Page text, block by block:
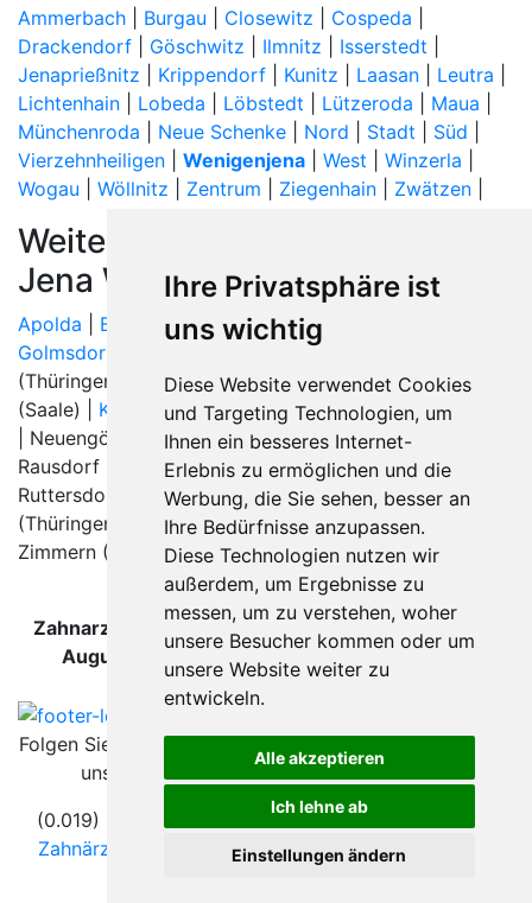
Ihre Privatsphäre ist
uns wichtig
Diese Website verwendet Cookies
und Targeting Technologien, um
Ihnen ein besseres Internet-
Erlebnis zu ermöglichen und die
Werbung, die Sie sehen, besser an
Ihre Bedürfnisse anzupassen.
Diese Technologien nutzen wir
außerdem, um Ergebnisse zu
messen, um zu verstehen, woher
unsere Besucher kommen oder um
unsere Website weiter zu
entwickeln.
Alle akzeptieren
Ich lehne ab
Einstellungen ändern
Ammerbach Burgau Closewitz Cospeda
Drackendorf
Göschwitz Ilmnitz Isserstedt
Jenaprießnitz
Krippendorf Kunitz Laasan Leutra
Lichtenhain
Lobeda Löbstedt Lützeroda Maua
Münchenroda
Neue Schenke Nord Stadt Süd
Vierzehnheiligen
Wenigenjena West Winzerla
Wogau
Wöllnitz Zentrum Ziegenhain Zwätzen
Weitere Orte in der Nähe von
Jena Wenigenjena
Apolda Bürgel
| Dornburg-Camburg | Gneus |
Golmsdorf
| Großschwabhausen | Hainichen
(Thüringen) |
Jena|Kahla|Kaulsdorf| Kaulsdorf
(Saale) | Kromsdorf|Leutenberg|Magdala|Mellingen
| Neuengönna |
Ottendorf | Poxdorf (Thüringen) |
Rausdorf (Thüringen) |Rothenstein bei Jena|
Ruttersdorf-Lotschen | Saaleplatte | Schöps
(Thüringen) |
Stadtroda|Umpferstedt|Wormstedt
Zimmern (Saale-Holzland-Kreis) |
Zahnarzt Jena Wenigenjena wurde zuletzt am 09.
August 2026 um 00:00:08 Uhr aktualisiert.
Folgen Sie
uns
(0.019) © 2004 - 2026 DEV AG |Zahnarztsuche
Zahnärzte in Städten
|Kontakt|Impressum